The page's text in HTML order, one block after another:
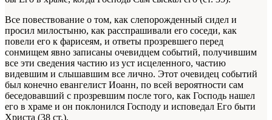
Все повествование о том, как слепорожденный сидел и
просил милостыню, как расспрашивали его соседи, как
повели его к фарисеям, и ответы прозревшего перед
сонмищем явно записаны очевидцем событий, получившим
все эти сведения частию из уст исцеленного, частию
видевшим и слышавшим все лично. Этот очевидец событий
был конечно евангелист Иоанн, по всей вероятности сам
беседовавший с прозревшим после того, как Господь нашел
его в храме и он поклонился Господу и исповедал Его быти
Христа (38 ст.).